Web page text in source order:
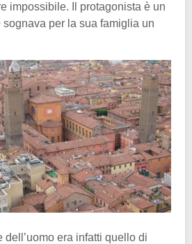
impossibile. Il protagonista è un
per la sua famiglia un
dell’uomo era infatti quello di